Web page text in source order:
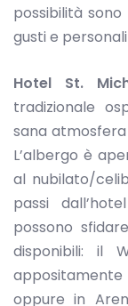
possibilità
gusti e
Hotel St.
tradizionale
sana
L’albergo è
al nubilato/
passi
possono
disponibili: il
oppure in